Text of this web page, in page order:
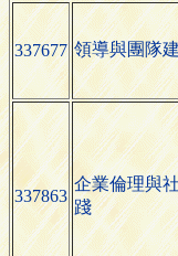
337677 領導與團隊
337863
企業倫理與
踐